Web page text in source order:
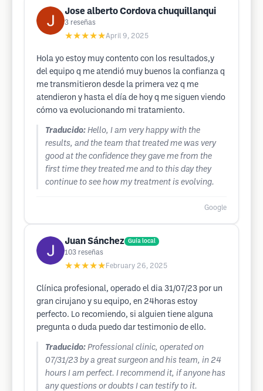
Jose alberto Cordova chuquillanqui
3 reseñas
★★★★★April 9, 2025
Hola yo estoy muy contento con los resultados,y
del equipo q me atendió muy buenos la confianza q
me transmitieron desde la primera vez q me
atendieron y hasta el día de hoy q me siguen viendo
cómo va evolucionando mi tratamiento.
Traducido: Hello, I am very happy with the
results, and the team that treated me was very
good at the confidence they gave me from the
first time they treated me and to this day they
continue to see how my treatment is evolving.
Google
Juan Sánchez Guía local
103 reseñas
★★★★★ February 26, 2025
Clínica profesional, operado el dia 31/07/23 por un
gran cirujano y su equipo, en 24horas estoy
perfecto. Lo recomiendo, si alguien tiene alguna
pregunta o duda puedo dar testimonio de ello.
Traducido: Professional clinic, operated on
07/31/23 by a great surgeon and his team, in 24
hours I am perfect. I recommend it, if anyone has
any questions or doubts I can testify to it.